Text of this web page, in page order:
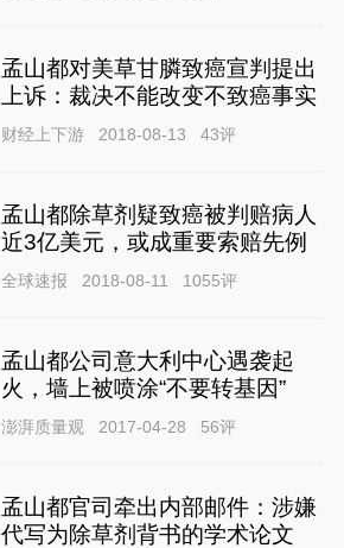
孟山都对美草甘膦致癌宣判提出
上诉：裁决不能改变不致癌事实
财经上下游 2018-08-13 43评
孟山都除草剂疑致癌被判赔病人
近3亿美元，或成重要索赔先例
全球速报 2018-08-11 1055评
孟山都公司意大利中心遇袭起
火，墙上被喷涂“不要转基因”
澎湃质量观 2017-04-28 56评
孟山都官司牵出内部邮件：涉嫌
代写为除草剂背书的学术论文